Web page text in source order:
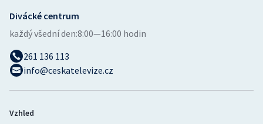
Divácké centrum
každý všední den:8:00—16:00 hodin
261 136 113
info@ceskatelevize.cz
Vzhled